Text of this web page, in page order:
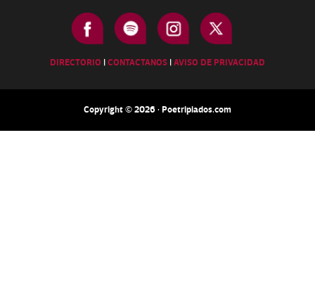
DIRECTORIO |CONTACTANOS |AVISO DE PRIVACIDAD
Copyright © 2026 · Poetripiados.com